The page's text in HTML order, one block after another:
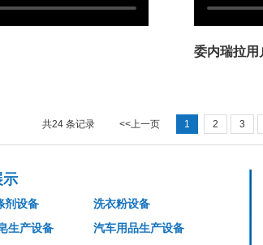
委内瑞拉用
共24 条记录 <<上一页 1 2 3
示
剂设备
洗衣粉设备
生产设备
汽车用品生产设备